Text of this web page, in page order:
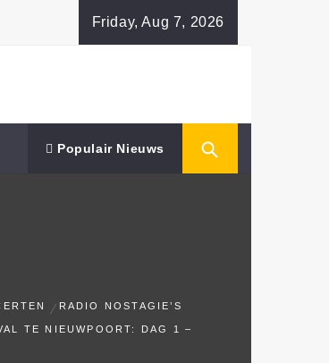
Friday, Aug 7, 2026
Populair Nieuws
RADIO NOSTAGIE’S
TE NIEUWPOORT: DAG 1 –